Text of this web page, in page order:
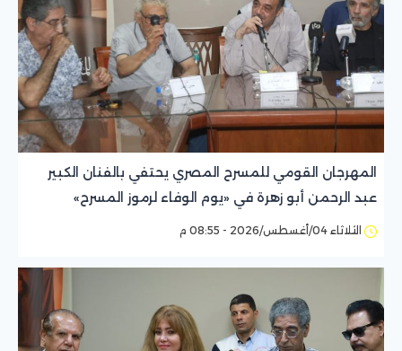
المهرجان القومي للمسرح المصري يحتفي بالفنان الكبير
عبد الرحمن أبو زهرة في «يوم الوفاء لرموز المسرح»
الثلاثاء 04/أغسطس/2026 - 08:55 م